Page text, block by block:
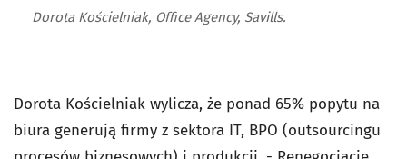
Dorota Kościelniak, Office Agency, Savills.
Dorota Kościelniak wylicza, że ponad 65% popytu na
biura generują firmy z sektora IT, BPO (outsourcingu